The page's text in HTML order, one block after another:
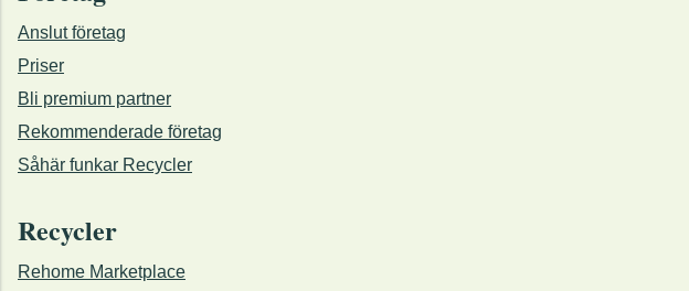
Anslut företag
Priser
Bli premium partner
Rekommenderade företag
Såhär funkar Recycler
Recycler
Rehome Marketplace